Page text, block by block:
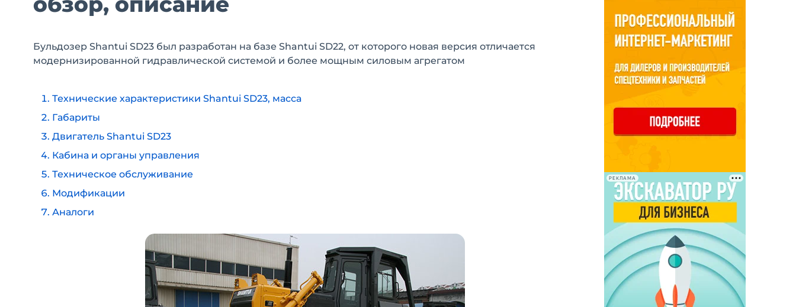
Бульдозер Shantui SD23 был разработан на базе Shantui SD22, от которого новая версия отличается
модернизированной гидравлической системой и более мощным силовым агрегатом
Технические характеристики Shantui SD23, масса
Габариты
Двигатель Shantui SD23
Кабина и органы управления
Техническое обслуживание
Модификации
Аналоги
РЕКЛАМА